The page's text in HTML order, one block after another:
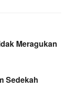
Meragukan
Sedekah